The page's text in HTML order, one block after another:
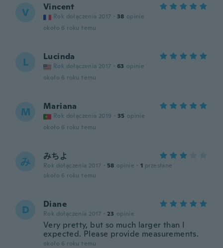
V Vincent
Rok dołączenia 2017 · 38 opinie
około 6 roku temu
L Lucinda
Rok dołączenia 2017 · 63 opinie
około 6 roku temu
M Mariana
Rok dołączenia 2019 · 35 opinie
około 6 roku temu
み みちよ
Rok dołączenia 2017 · 58 opinie · 1 przesłane
około 6 roku temu
D Diane
Rok dołączenia 2017 · 23 opinie
Very pretty, but so much larger than I
expected. Please provide measurements.
około 6 roku temu